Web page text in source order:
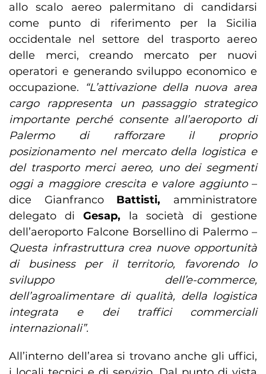
allo scalo aereo palermitano di candidarsi
come punto di riferimento per la Sicilia
occidentale nel settore del trasporto aereo
delle merci, creando mercato per nuovi
operatori e generando sviluppo economico e
occupazione.
“L’attivazione della nuova area
cargo rappresenta un passaggio strategico
importante perché consente all’aeroporto di
Palermo di rafforzare il proprio
posizionamento nel mercato della logistica e
del trasporto merci aereo, uno dei segmenti
oggi a maggiore crescita e valore aggiunto–
dice Gianfranco Battisti, amministratore
delegato di Gesap, la società di gestione
dell’aeroporto Falcone Borsellino di Palermo –
Questa infrastruttura crea nuove opportunità
di business per il territorio, favorendo lo
sviluppo dell’e-commerce,
dell’agroalimentare di qualità, della logistica
integrata e dei traffici commerciali
internazionali”.
All’interno dell’area si trovano anche gli uffici,